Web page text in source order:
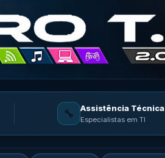
🔧 Assistência Técnica
Especialistas em TI